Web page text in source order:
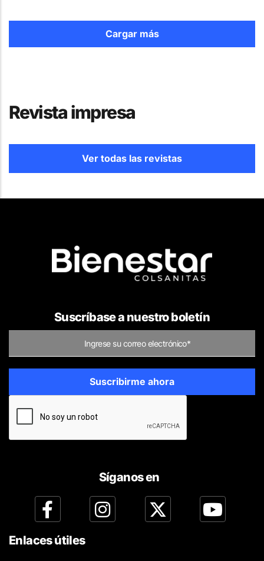
Cargar más
Revista impresa
Ver todas las revistas
Suscríbase a nuestro boletín
Síganos en
Enlaces útiles